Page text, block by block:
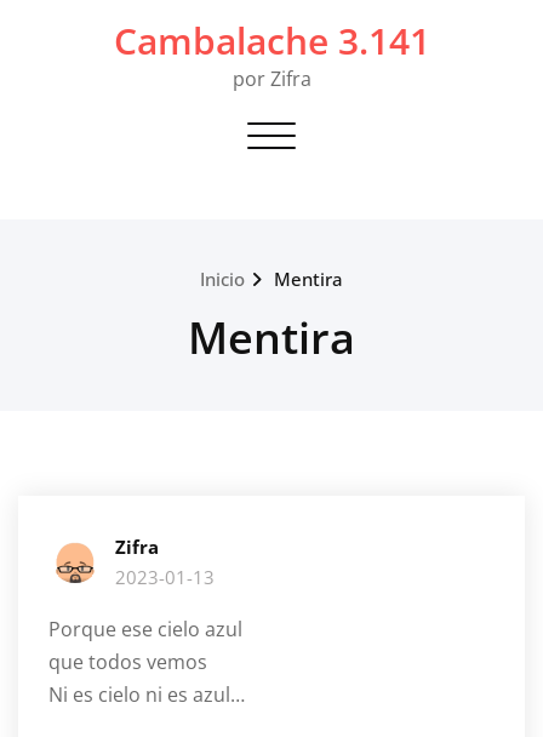
Cambalache 3.141
por Zifra
Alternar navegación
Inicio Mentira
Mentira
Zifra
2023-01-13
Porque ese cielo azul
que todos vemos
Ni es cielo ni es azul…